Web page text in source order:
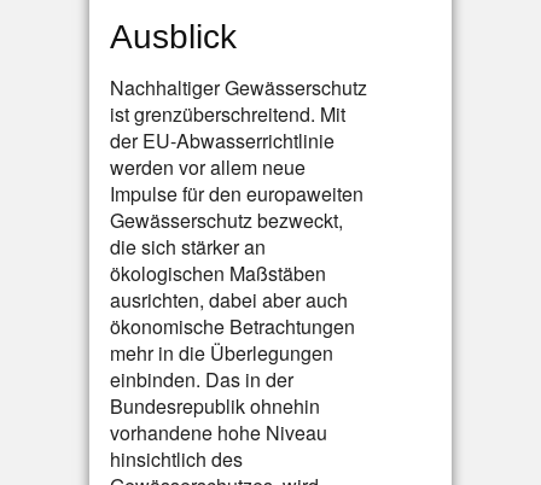
Ausblick
Nachhaltiger Gewässerschutz
ist grenzüberschreitend. Mit
der EU-Abwasserrichtlinie
werden vor allem neue
Impulse für den europaweiten
Gewässerschutz bezweckt,
die sich stärker an
ökologischen Maßstäben
ausrichten, dabei aber auch
ökonomische Betrachtungen
mehr in die Überlegungen
einbinden. Das in der
Bundesrepublik ohnehin
vorhandene hohe Niveau
hinsichtlich des